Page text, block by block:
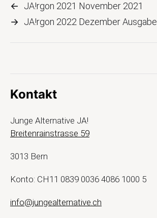
←
JA!rgon 2021 November 2021
→ JA!rgon 2022 Dezember Ausgabe
Kontakt
Junge Alternative JA!
Breitenrainstrasse 59
3013 Bern
Konto: CH11 0839 0036 4086 1000 5
info@jungealternative.ch